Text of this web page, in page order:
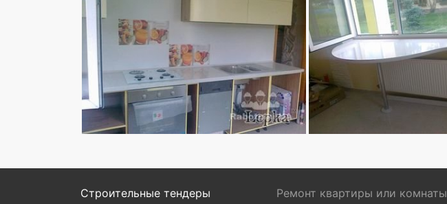
Строительные тендеры
Ремонт квартиры или комнаты